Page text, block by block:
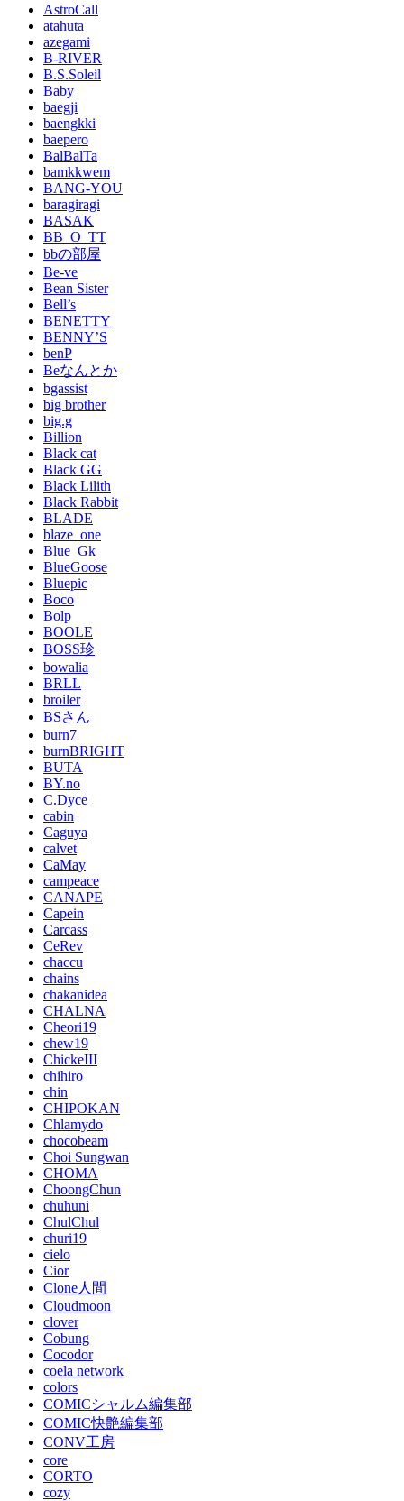
AstroCall
atahuta
azegami
B-RIVER
B.S.Soleil
Baby
baegji
baengkki
baepero
BalBalTa
bamkkwem
BANG-YOU
baragiragi
BASAK
BB_O_TT
bbの部屋
Be-ve
Bean Sister
Bell’s
BENETTY
BENNY’S
benP
Beなんとか
bgassist
big brother
big.g
Billion
Black cat
Black GG
Black Lilith
Black Rabbit
BLADE
blaze_one
Blue_Gk
BlueGoose
Bluepic
Boco
Bolp
BOOLE
BOSS珍
bowalia
BRLL
broiler
BSさん
burn7
burnBRIGHT
BUTA
BY.no
C.Dyce
cabin
Caguya
calvet
CaMay
campeace
CANAPE
Capein
Carcass
CeRev
chaccu
chains
chakanidea
CHALNA
Cheori19
chew19
ChickeIII
chihiro
chin
CHIPOKAN
Chlamydo
chocobeam
Choi Sungwan
CHOMA
ChoongChun
chuhuni
ChulChul
churi19
cielo
Cior
Clone人間
Cloudmoon
clover
Cobung
Cocodor
coela network
colors
COMICシャルム編集部
COMIC快艶編集部
CONV工房
core
CORTO
cozy